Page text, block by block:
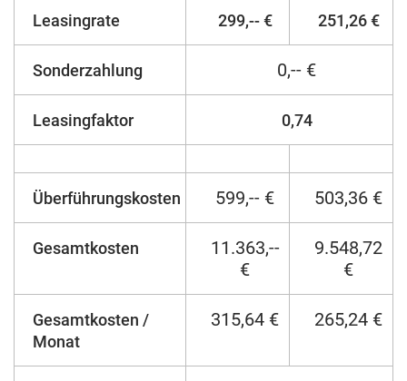
Leasingrate 299,-- € 251,26 €
Sonderzahlung 0,-- €
Leasingfaktor 0,74
Überführungskosten 599,-- € 503,36 €
Gesamtkosten
11.363,--
€
9.548,72
€
Gesamtkosten /
Monat
315,64 € 265,24 €